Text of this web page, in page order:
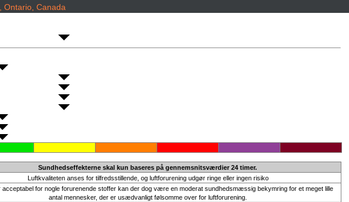
Ontario, Canada
Sundhedseffekterne skal kun baseres på gennemsnitsværdier 24 timer.
Luftkvaliteten anses for tilfredsstillende, og luftforurening udgør ringe eller ingen risiko
acceptabel for nogle forurenende stoffer kan der dog være en moderat sundhedsmæssig bekymring for et meget lille
antal mennesker, der er usædvanligt følsomme over for luftforurening.